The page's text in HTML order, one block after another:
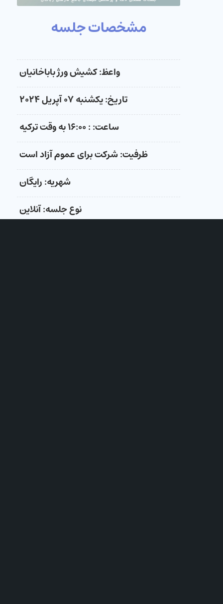
مشخصات جلسه
واعظ: کشیش ورژ باباخانیان
تاریخ: یکشنبه ۰۷ آپریل ۲۰۲۴
ساعت: : ۱۶:۰۰ به وقت ترکیه
ظرفیت: شرکت برای عموم آزاد است
شهریه: رایگان
نوع جلسه: آنلاین